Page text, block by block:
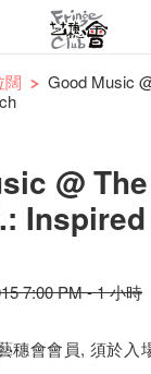
闊
Good Music
@
7:00 PM - 1 小時
穗會會員, 須於入